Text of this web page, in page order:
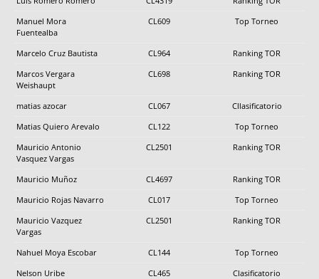
Manuel Mora
Fuentealba
CL609 Top Torneo
Marcelo Cruz Bautista CL964
Ranking TOR
Marcos Vergara
Weishaupt
CL698 Ranking TOR
matias azocar CL067
Cllasificatorio
Matias Quiero Arevalo
CL122
Top Torneo
Mauricio Antonio
Vasquez Vargas
CL2501 Ranking TOR
Mauricio Muñoz CL4697
Ranking TOR
Mauricio Rojas Navarro
CL017
Top Torneo
Mauricio Vazquez
Vargas
CL2501 Ranking TOR
Nahuel Moya Escobar CL144
Top Torneo
Nelson Uribe
CL465
Clasificatorio